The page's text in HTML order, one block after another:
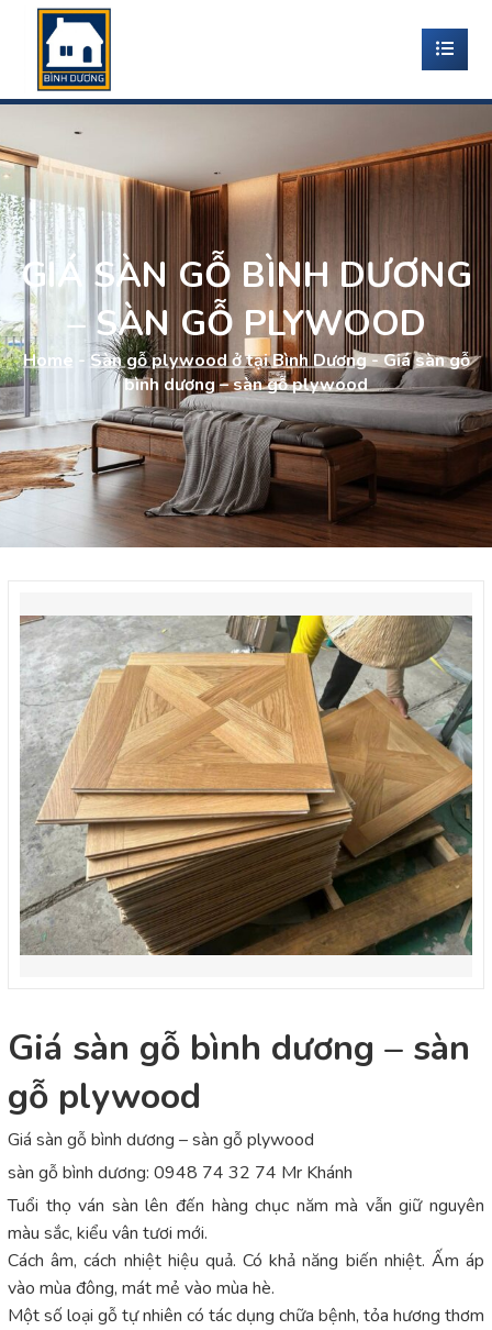
GIÁ SÀN GỖ BÌNH DƯƠNG
– SÀN GỖ PLYWOOD
Home - Sàn gỗ plywood ở tại Bình Dương-Giá sàn gỗ
bình dương – sàn gỗ plywood
Giá sàn gỗ bình dương – sàn
gỗ plywood
Giá sàn gỗ bình dương – sàn gỗ plywood
sàn gỗ bình dương: 0948 74 32 74 Mr Khánh
Tuổi thọ ván sàn lên đến hàng chục năm mà vẫn giữ nguyên
màu sắc, kiểu vân tươi mới.
Cách âm, cách nhiệt hiệu quả. Có khả năng biến nhiệt. Ấm áp
vào mùa đông, mát mẻ vào mùa hè.
Một số loại gỗ tự nhiên có tác dụng chữa bệnh, tỏa hương thơm